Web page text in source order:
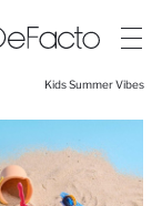
Kids Summer Vibes